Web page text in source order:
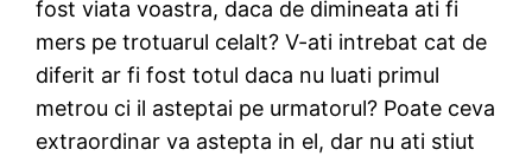
fost viata voastra, daca de dimineata ati fi
mers pe trotuarul celalt? V-ati intrebat cat de
diferit ar fi fost totul daca nu luati primul
metrou ci il asteptai pe urmatorul? Poate ceva
extraordinar va astepta in el, dar nu ati stiut